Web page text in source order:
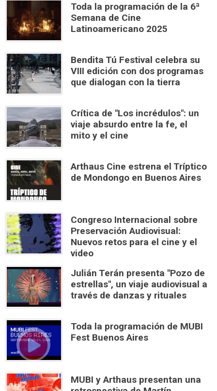
Toda la programación de la 6ª
Semana de Cine
Latinoamericano 2025
Bendita Tú Festival celebra su
VIII edición con dos programas
que dialogan con la tierra
Crítica de "Los incrédulos": un
viaje absurdo entre la fe, el
mito y el cine
Arthaus Cine estrena el Tríptico
de Mondongo en Buenos Aires
Congreso Internacional sobre
Preservación Audiovisual:
Nuevos retos para el cine y el
video
Julián Terán presenta "Pozo de
estrellas", un viaje audiovisual a
través de danzas y rituales
Toda la programación de MUBI
Fest Buenos Aires
MUBI y Arthaus presentan una